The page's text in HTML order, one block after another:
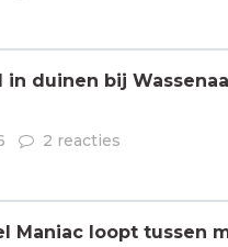
in duinen bij
2 reacties
Maniac loopt tussen